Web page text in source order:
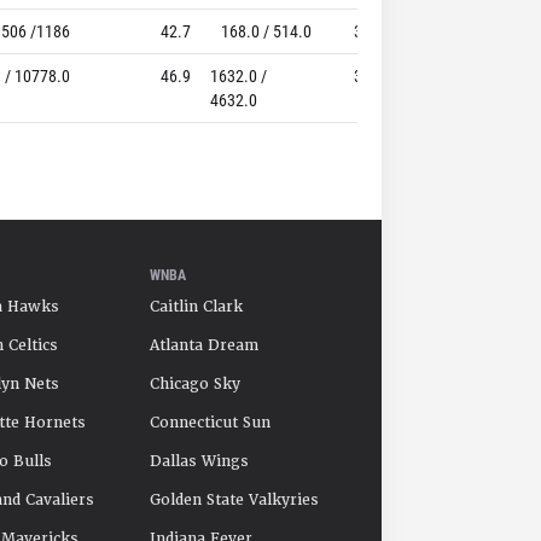
506 /1186 42.7 168.0 / 514.0 32.7
/ 10778.0
46.9
1632.0 /
4632.0
35.2
Hawks
Celtics
Nets
Hornets
Bulls
Cavaliers
WNBA
Caitlin Clark
Atlanta Dream
Chicago Sky
Connecticut Sun
Dallas Wings
Golden State Valkyries